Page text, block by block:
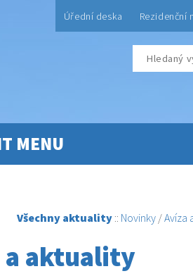
Úřední deska Rezidenční
MENU
Všechny aktuality :: Novinky /Avíza
aktuality